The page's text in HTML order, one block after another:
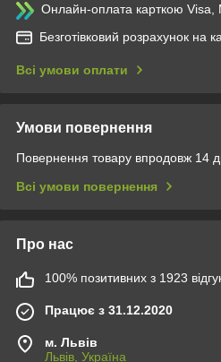
Онлайн-оплата карткою Visa,
Безготівковий розрахунок на
Всі умови оплати
Умови повернення
Повернення товару впродовж 14
Всі умови повернення
Про нас
100% позитивних з 1923
Працює з 31.12.2020
м. Львів
Львів, Україна